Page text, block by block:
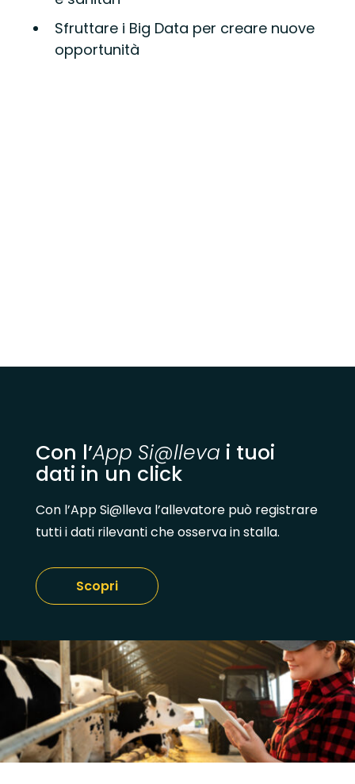
Sfruttare i Big Data per creare nuove
opportunità
Con l’App Si@lleva i tuoi
dati in un click
Con l’App Si@lleva l’allevatore può registrare
tutti i dati rilevanti che osserva in stalla.
Scopri